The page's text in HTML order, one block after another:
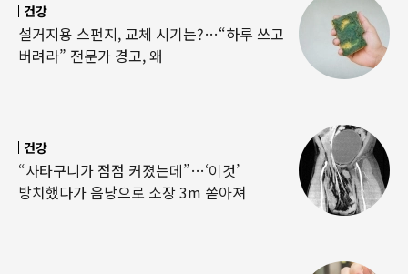
건강
설거지용 스펀지, 교체 시기는?…“하루 쓰고
버려라” 전문가 경고, 왜
건강
“사타구니가 점점 커졌는데”…‘이것’
방치했다가 음낭으로 소장 3m 쏟아져